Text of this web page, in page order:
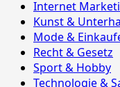
Internet
Kunst &
Mode &
Recht & Gesetz
Sport & Hobby
Technologie &